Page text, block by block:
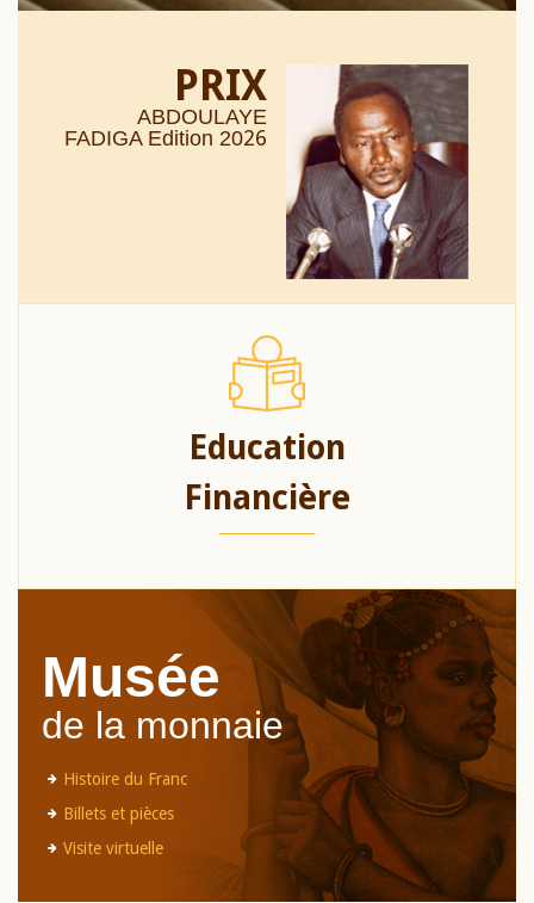
PRIX
ABDOULAYE
FADIGA Edition 2026
Education
Financière
Musée
de la monnaie
Histoire du Franc
Billets et pièces
Visite virtuelle